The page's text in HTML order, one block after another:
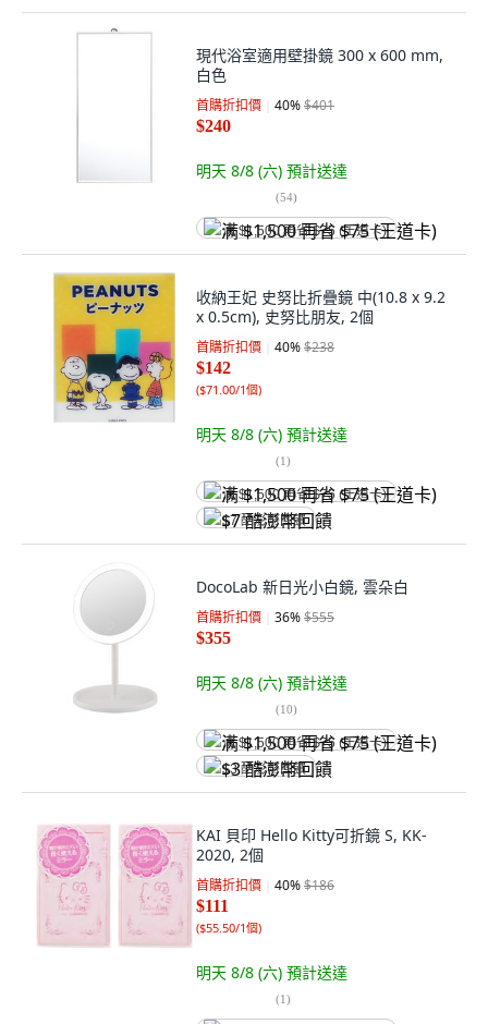
現代浴室適用壁掛鏡 300 x 600 mm,
白色
首購折扣價 40%$401
$240
明天 8/8 (六) 預計送達
(54)
满 $1,500 再省 $75 (王道卡)
收納王妃 史努比折疊鏡 中(10.8 x 9.2
x 0.5cm), 史努比朋友, 2個
首購折扣價 40%$238
$142
($71.00/1個)
明天 8/8 (六) 預計送達
(1)
满 $1,500 再省 $75 (王道卡)
$7 酷澎幣回饋
DocoLab 新日光小白鏡, 雲朵白
首購折扣價 36%$555
$355
明天 8/8 (六) 預計送達
(10)
满 $1,500 再省 $75 (王道卡)
$3 酷澎幣回饋
KAI 貝印 Hello Kitty可折鏡 S, KK-
2020, 2個
首購折扣價 40%$186
$111
($55.50/1個)
明天 8/8 (六) 預計送達
(1)